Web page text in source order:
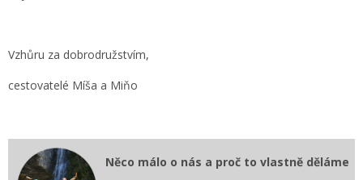
Vzhůru za dobrodružstvím,
cestovatelé Míša a Miňo
Něco málo o nás a proč to vlastně děláme